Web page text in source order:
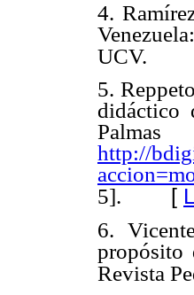
4.
UCV.
5.
didáctico
http://
5]. [
6.
propósito
Revista